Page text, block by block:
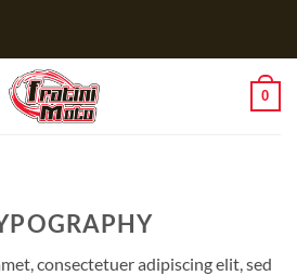
0
consectetuer adipiscing elit, sed